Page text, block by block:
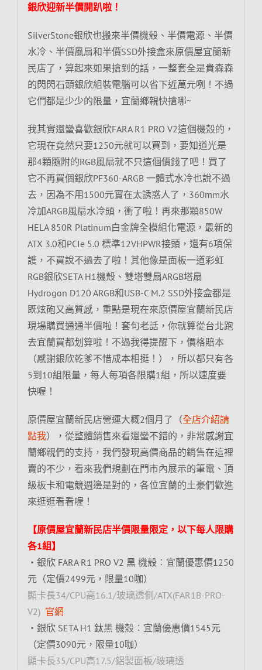
銀欣迎新半價開趴啦！
SilverStone銀欣也搬來半價機殼、半價電源、半價
水冷、半價風扇和半價SSD外接盒來原價屋宜蘭新
民店了，算起來如果搶到的話，一整套全是貴森森
的閃閃石頭銀欣組裝電腦可以省下近萬元咧！不過
它們都是少少的限量，宜蘭鄉親快搶哪~
我其實還蠻喜歡銀欣FARA R1 PRO V2這個機殼的，
它現在竟然只要1250元就可以買到，要知道光是
那4顆隨附的RGB風扇就不只這個價錢了吧！買了
它不再買個銀欣PF360-ARGB 一體式水冷也說不過
去，因為不用1500元實在太誘惑人了，360mm水
冷加ARGB風扇水冷頭，衝了啦！再來那顆850W
HELA 850R Platinum白金牌全模組化電源，最新的
ATX 3.0和PCIe 5.0 標準12VHPWR接頭，還有6項保
護，不買說不過去了啦！其他像是面板一道彩虹
RGB銀欣SETA H1機殼、雙塔雙扇ARGB塔扇
Hydrogon D120 ARGB和USB-C M.2 SSD外接盒都是
既炫砲又高質感，重點是現在來原價屋宜蘭新民店
現場購買通通半價啦！套句老話，你就算從台北跑
去宜蘭買都划算啦！不過我得提醒下，價格賠本
（感謝銀欣乾爹不惜成本相挺！），所以都只有各
5到10組限量，每人每項各限購1組，所以速度要
快喔！
原價屋宜蘭新民店營運大概2個月了（全店介紹請
點我），從整體銷售來看還蠻不錯的，非常感謝宜
蘭鄉親們的支持，我們發現高價商品的銷售在這裡
賣的不少，看來我們規劃在門市內展示的筆電、頂
級板卡和電競週邊是對的，各位宜蘭的土豪們歡進
來逛逛看看喔！
【原價屋宜蘭新民店半價限量限定，以下每人限購
各1組】
‧銀欣 FARA R1 PRO V2 黑 機殼︰宜蘭優惠價1250
元（定價2499元，限量10咖）
顯卡長34/CPU高16.1/玻璃透側/ATX(FAR1B-PRO-
V2) 官網
‧銀欣 SETA H1 鈦黑 機殼︰宜蘭優惠價1545元
（定價3090元，限量10咖）
顯卡長35/CPU高17.5/鋁製面板/玻璃透